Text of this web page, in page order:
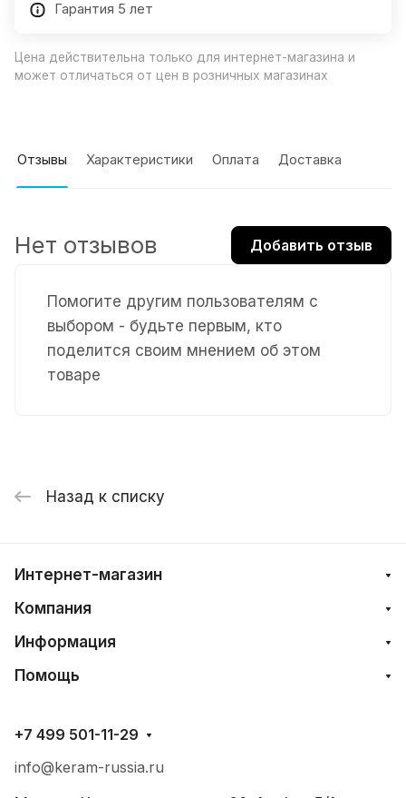
Гарантия 5 лет
Цена действительна только для интернет-магазина и
может отличаться от цен в розничных магазинах
Отзывы Характеристики Оплата Доставка
Помогите другим пользователям с
выбором - будьте первым, кто
поделится своим мнением об этом
товаре
Нет отзывов Добавить отзыв
Назад к списку
Интернет-магазин
Компания
Информация
Помощь
+7 499 501-11-29
info@keram-russia.ru